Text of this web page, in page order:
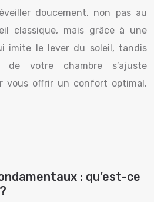
doucement, non pas au
classique, mais grâce à une
imite le lever du soleil, tandis
votre chambre s’ajuste
vous offrir un confort optimal.
: qu’est-ce